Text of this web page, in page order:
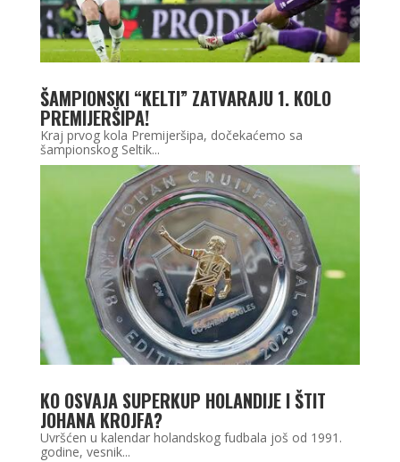
ŠAMPIONSKI “KELTI” ZATVARAJU 1. KOLO
PREMIJERŠIPA!
Kraj prvog kola Premijeršipa, dočekaćemo sa
šampionskog Seltik...
KO OSVAJA SUPERKUP HOLANDIJE I ŠTIT
JOHANA KROJFA?
Uvršćen u kalendar holandskog fudbala još od 1991.
godine, vesnik...